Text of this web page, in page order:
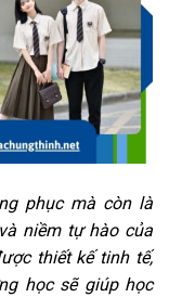
phục mà còn là
niềm tự hào của
thiết kế tinh tế,
học sẽ giúp học